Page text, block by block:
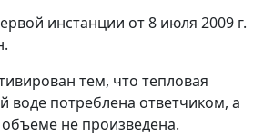
инстанции от 8 июля 2009 г.
тем, что тепловая
воде потреблена ответчиком, а
не произведена.